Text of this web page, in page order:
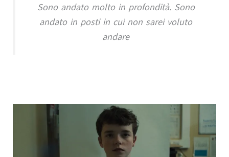
Sono andato molto in profondità. Sono
andato in posti in cui non sarei voluto
andare